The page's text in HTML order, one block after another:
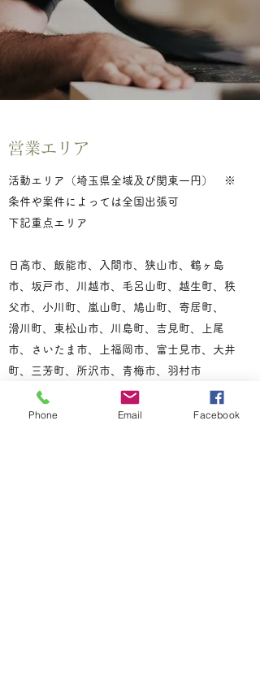
営業エリア
活動エリア（埼玉県全域及び関東一円） ※
条件や案件によっては全国出張可
下記重点エリア
日高市、飯能市、入間市、狭山市、鶴ヶ島
市、坂戸市、川越市、毛呂山町、越生町、秩
父市、小川町、嵐山町、鳩山町、寄居町、
滑川町、東松山市、川島町、吉見町、上尾
市、さいたま市、上福岡市、富士見市、大井
町、三芳町、所沢市、青梅市、羽村市
Phone Email Facebook